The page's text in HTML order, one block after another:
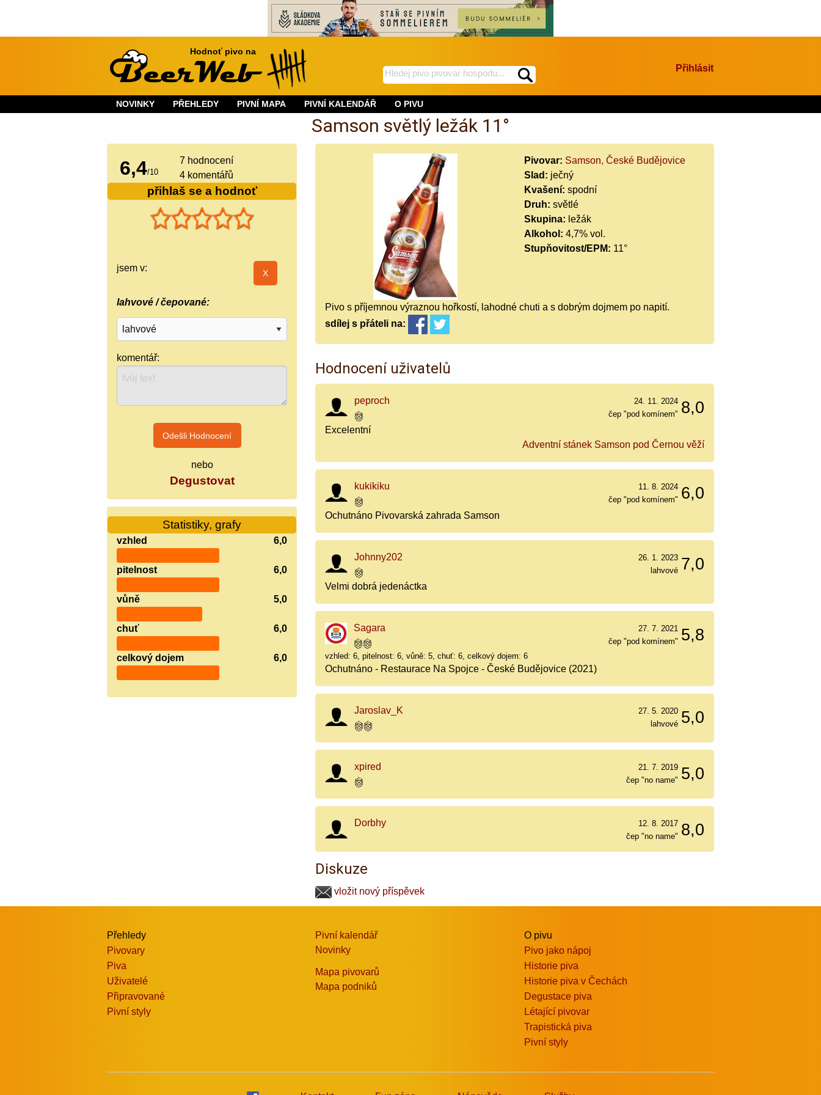
Hodnoť pivo na
hledej
BeerWeb
spustí
Přihlásit
NOVINKY PŘEHLEDY PIVNÍ MAPA PIVNÍ KALENDÁŘ O PIVU
Samson světlý ležák 11°
6,4/10
7 hodnocení
4 komentářů
přihlaš se a hodnoť
jsem v:
lahvové / čepované:
komentář:
nebo
Degustovat
Statistiky, grafy
vzhled 6,0
pitelnost 6,0
vůně 5,0
chuť 6,0
celkový dojem 6,0
Pivovar: Samson, České Budějovice
Slad: ječný
Kvašení: spodní
Druh: světlé
Skupina: ležák
Alkohol: 4,7% vol.
Stupňovitost/EPM: 11°
Pivo s příjemnou výraznou hořkostí, lahodné chuti a s dobrým dojmem po napití.
sdílej s přáteli na:
Hodnocení uživatelů
peproch 8,0
24. 11. 2024
čep "pod komínem"
Excelentní
Adventní stánek Samson pod Černou věží
kukikiku 6,0
11. 8. 2024
čep "pod komínem"
Ochutnáno Pivovarská zahrada Samson
Johnny202 7,0
26. 1. 2023
lahvové
Velmi dobrá jedenáctka
Sagara 5,8
27. 7. 2021
čep "pod komínem"
vzhled: 6, pitelnost: 6, vůně: 5, chuť: 6, celkový dojem: 6
Ochutnáno - Restaurace Na Spojce - České Budějovice (2021)
Jaroslav_K 5,0
27. 5. 2020
lahvové
xpired 5,0
21. 7. 2019
čep "no name"
Dorbhy 8,0
12. 8. 2017
čep "no name"
Diskuze
vložit nový příspěvek
Přehledy
Pivovary
Piva
Uživatelé
Připravované
Pivní styly
Pivní kalendář
Novinky
Mapa pivovarů
Mapa podniků
O pivu
Pivo jako nápoj
Historie piva
Historie piva v Čechách
Degustace piva
Létající pivovar
Trapistická piva
Pivní styly